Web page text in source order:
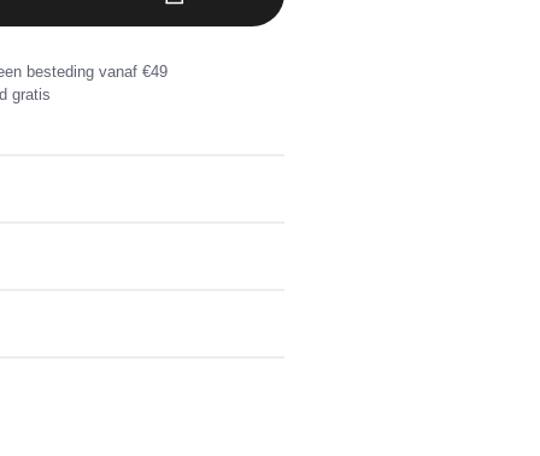
besteding vanaf €49
gratis